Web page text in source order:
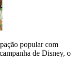
popular com
de Disney, o